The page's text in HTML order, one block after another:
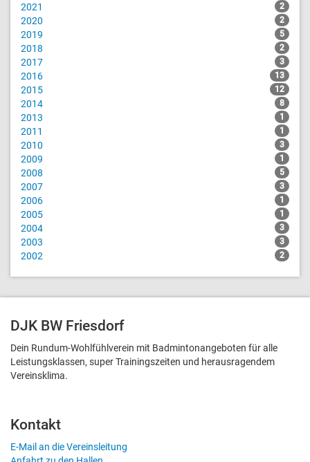
2021 2
2020 2
2019 5
2018 2
2017 3
2016 13
2015 12
2014 8
2013 1
2011 1
2010 3
2009 1
2008 5
2007 3
2006 1
2005 1
2004 3
2003 3
2002 2
DJK BW Friesdorf
Dein Rundum-Wohlfühlverein mit Badmintonangeboten für alle
Leistungsklassen, super Trainingszeiten und heraus­ragendem
Vereinsklima.
Kontakt
E-Mail an die Vereinsleitung